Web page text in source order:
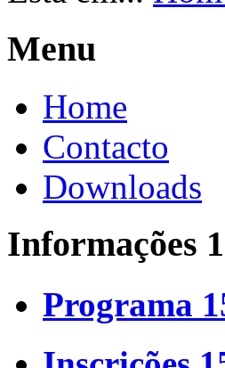
Menu
Home
Contacto
Downloads
Informações
Programa